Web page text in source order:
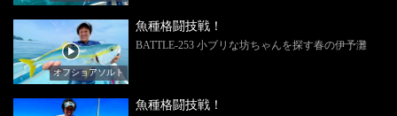
オフショアソルト
魚種格闘技戦！
BATTLE-253 小ブリな坊ちゃんを探す春の伊予灘
魚種格闘技戦！